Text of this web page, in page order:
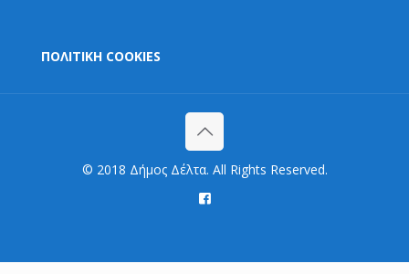
ΠΟΛΙΤΙΚΗ COOKIES
© 2018 Δήμος Δέλτα. All Rights Reserved.